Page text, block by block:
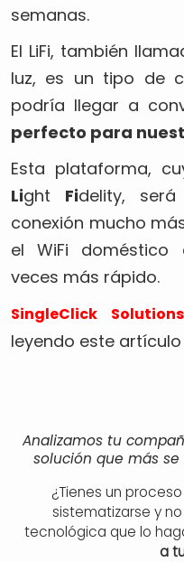
semanas.
El LiFi, también
luz, es un tipo de
podría llegar a
perfecto para
Esta plataforma,
Light Fidelity,
conexión mucho
el WiFi doméstico
veces más rápido.
SingleClick Solutions
leyendo este artículo
Analizamos tu
solución que más
¿Tienes un
sistematizarse y
tecnológica que lo
a